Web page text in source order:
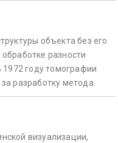
объекта без его
разности
1972 году томографии
разработку метода.
визуализации,